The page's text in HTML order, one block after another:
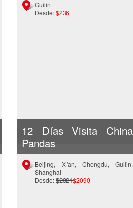
Guilin
Desde:$236
12 Días Visita China
Pandas
Beijing, Xi'an, Chengdu, Guilin,
Shanghai
Desde: $2321$2090